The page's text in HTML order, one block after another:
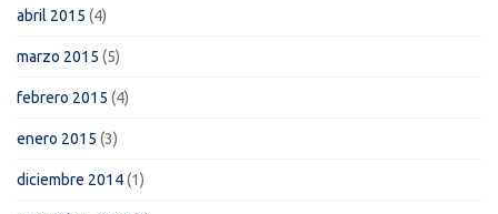
abril 2015 (4)
marzo 2015 (5)
febrero 2015 (4)
enero 2015 (3)
diciembre 2014(1)